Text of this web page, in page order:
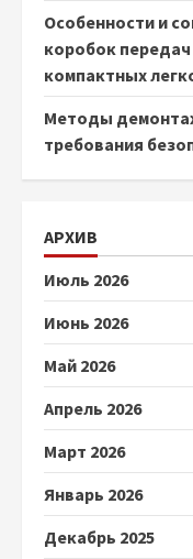
Особенности и
коробок
компактных
Методы
требования
АРХИВ
Июль 2026
Июнь 2026
Май 2026
Апрель 2026
Март 2026
Январь 2026
Декабрь 2025